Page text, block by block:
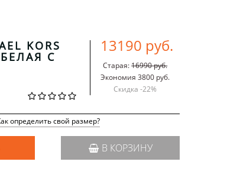
KORS
БЕЛАЯ С
13190 руб.
Старая:16990 руб.
Экономия 3800 руб.
Скидка -22%
определить свой размер?
В КОРЗИНУ